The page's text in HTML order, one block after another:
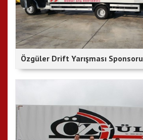
Özgüler Drift Yarışması Sponsoru